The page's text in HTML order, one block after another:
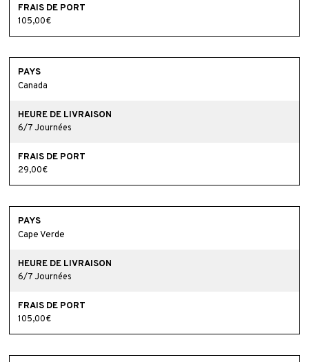
105,00€
Canada
6/7 Journées
29,00€
Cape Verde
6/7 Journées
105,00€